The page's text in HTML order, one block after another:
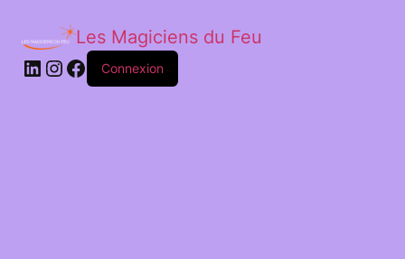
Les Magiciens du Feu
LinkedIn
Instagram
Facebook
Connexion